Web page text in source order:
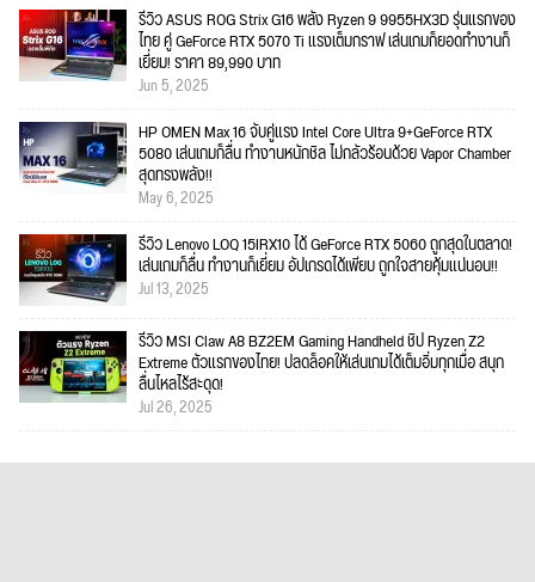
รีวิว ASUS ROG Strix G16 พลัง Ryzen 9 9955HX3D รุ่นแรกของ
ไทย คู่ GeForce RTX 5070 Ti แรงเต็มกราฟ เล่นเกมก็ยอดทำงานก็
เยี่ยม! ราคา 89,990 บาท
Jun 5, 2025
HP OMEN Max 16 จับคู่แรง Intel Core Ultra 9+GeForce RTX
5080 เล่นเกมก็ลื่น ทำงานหนักชิล ไม่กลัวร้อนด้วย Vapor Chamber
สุดทรงพลัง!!
May 6, 2025
รีวิว Lenovo LOQ 15IRX10 ได้ GeForce RTX 5060 ถูกสุดในตลาด!
เล่นเกมก็ลื่น ทำงานก็เยี่ยม อัปเกรดได้เพียบ ถูกใจสายคุ้มแน่นอน!!
Jul 13, 2025
รีวิว MSI Claw A8 BZ2EM Gaming Handheld ชิป Ryzen Z2
Extreme ตัวแรกของไทย! ปลดล็อคให้เล่นเกมได้เต็มอิ่มทุกเมื่อ สนุก
ลื่นไหลไร้สะดุด!
Jul 26, 2025